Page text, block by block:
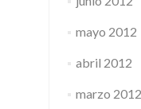
mayo 2012
abril 2012
marzo 2012